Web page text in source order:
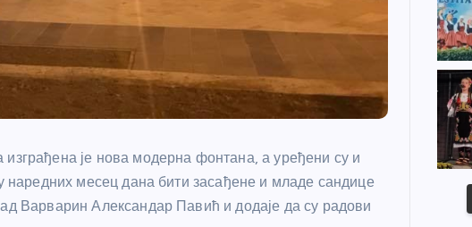
је нова модерна фонтана, а уређени су и
наредних месец дана бити засађене и младе сандице
Варварин Александар Павић и додаје да су радови